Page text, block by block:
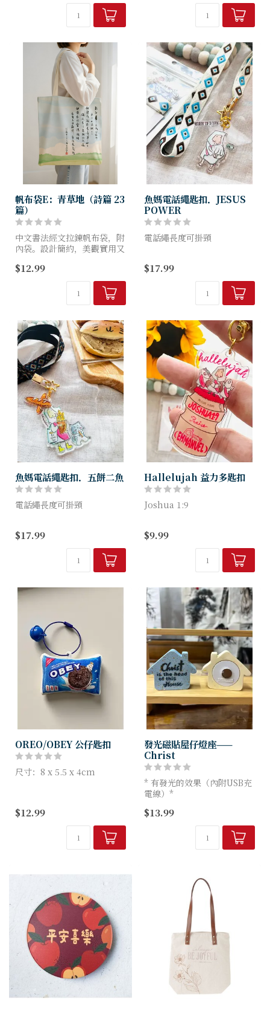
帆布袋E：青草地（詩篇 23
篇）
中文書法經文拉鍊帆布袋，附
內袋。設計簡約，美觀實用又
貨品編號：B401E
呎寸：340mmx380mm
$12.99
魚媽電話繩匙扣．JESUS
POWER
電話繩長度可掛頸
Exodus 15:2
產品編號：FM-PC06
作...
$17.99
魚媽電話繩匙扣．五餅二魚
電話繩長度可掛頸
John 1:16
產品編號：FM-PC05
店
$17.99
Hallelujah 益力多匙扣
Joshua 1:9
產品編號：FM-KC13
品牌：Hallelujah 魚媽手作
$9.99
OREO/OBEY 公仔匙扣
尺寸：8 x 5.5 x 4cm
$12.99
發光磁貼屋仔燈座——
Christ
* 有發光的效果（內附USB充
電線）*
* 背面磁貼，可貼於雪櫃 *
$13.99